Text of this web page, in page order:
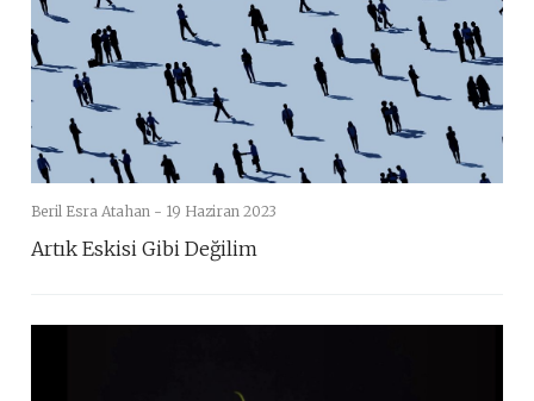
Beril Esra Atahan - 19 Haziran 2023
Artık Eskisi Gibi Değilim